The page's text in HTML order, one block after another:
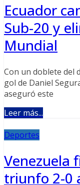
Ecuador
Sub-20 y
Mundial
Con un doblete del
gol de Daniel
aseguró este
Leer más...
Deportes
Venezuela
triunfo 2-0